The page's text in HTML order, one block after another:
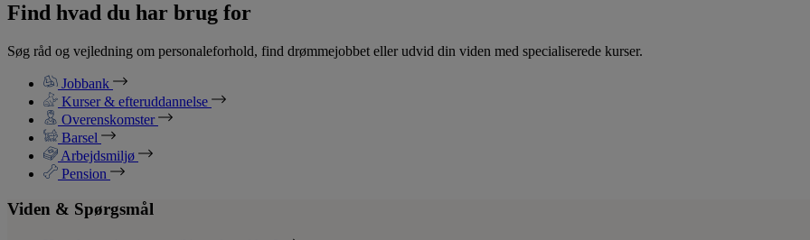
Find hvad du har brug for
Søg råd og vejledning om personaleforhold, find drømmejobbet eller udvid din viden med specialiserede kurser.
Jobbank
Kurser & efteruddannelse
Overenskomster
Barsel
Arbejdsmiljø
Pension
Viden & Spørgsmål